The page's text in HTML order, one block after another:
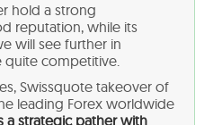
hold a strong
reputation, while its
will see further in
quite competitive.
Swissquote takeover of
leading Forex worldwide
a strategic pather with